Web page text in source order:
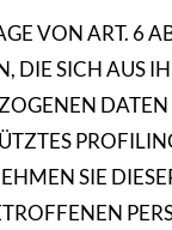
VON ART. 6
DIE SICH AUS
SIE